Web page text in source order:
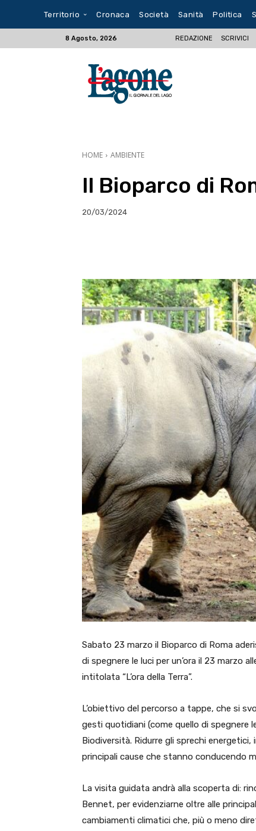
Territorio Cronaca Società Sanità Politica
8 Agosto, 2026 REDAZIONE SCRIVICI
HOME AMBIENTE
Il Bioparco di
20/03/2024
Sabato 23 marzo il Bioparco di Roma
di spegnere le luci per un’ora il 23 marzo
intitolata “L’ora della Terra”.
L’obiettivo del percorso a tappe, che si
gesti quotidiani (come quello di spegnere
Biodiversità. Ridurre gli sprechi
principali cause che stanno conducendo
La visita guidata andrà alla scoperta di:
Bennet, per evidenziarne oltre alle
cambiamenti climatici che, più o meno